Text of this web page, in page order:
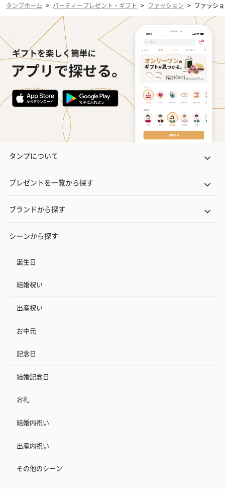
タンプホーム > パーティープレゼント・ギフト > ファッション > ファッシ
タンプについて
プレゼントを一覧から探す
ブランドから探す
シーンから探す
誕生日
結婚祝い
出産祝い
お中元
記念日
結婚記念日
お礼
結婚内祝い
出産内祝い
その他のシーン